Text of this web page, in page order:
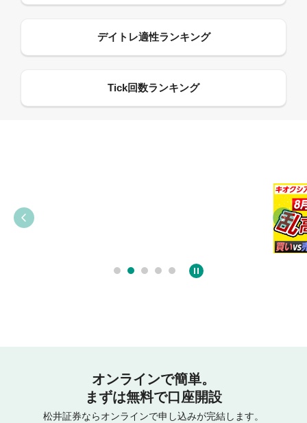
オンラインで簡単。
まずは無料で口座開設
松井証券ならオンラインで申し込みが完結します。